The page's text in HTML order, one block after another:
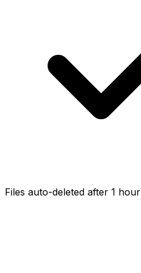
Files auto-deleted after 1 hour